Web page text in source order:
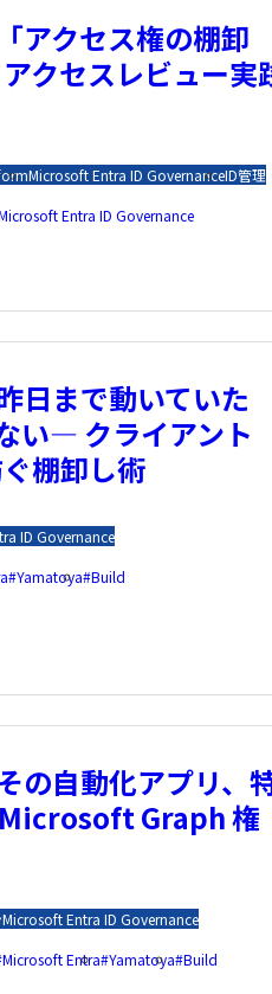
アクセス権の棚卸
クセスレビュー実
Microsoft Entra ID GovernanceID管理
Entra ID Governance
日まで動いていた
い― クライアント
棚卸し術
ID Governance
Yamatoya Build
の自動化アプリ、
Graph 権
Microsoft Entra ID Governance
Microsoft Entra Yamatoya Build